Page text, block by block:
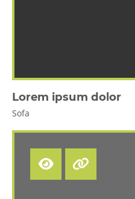
Lorem ipsum dolor
Sofa